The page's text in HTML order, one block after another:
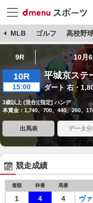
MLB ゴルフ 高校野
9R 10月
10R
15:00
平城京ステ
ダート 右・
3歳以上 (混合)[指定] ハンデ
本賞金：1,740、700、440、260、
出馬表 データ
競走成績
着順 枠番 馬番
1 4 4 ヴ